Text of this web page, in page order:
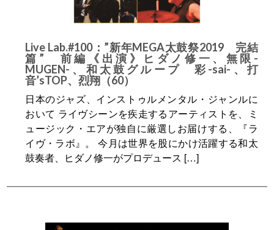
Live Lab.#100：”新年MEGA太鼓祭2019 完結
篇” 前編《出演》ヒダノ修一、無限-
MUGEN-、和太鼓グループ 彩-sai-、打
音’sTOP、烈翔（60）
日本のジャズ、インストゥルメンタル・ジャンルに
おいて ライヴシーンを疾走するアーティストを、ミ
ュージック・エアが独自に厳選しお届けする、『ラ
イヴ・ラボ』。 今月は世界を股にかけ活躍する和太
鼓奏者、ヒダノ修一がプロデュース […]